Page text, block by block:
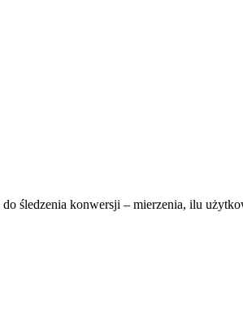
śledzenia konwersji – mierzenia, ilu